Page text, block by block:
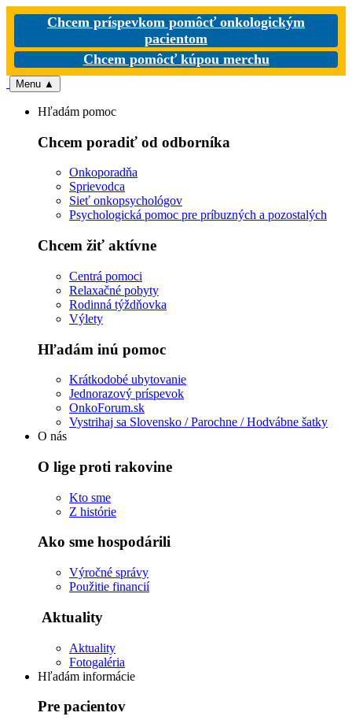
Chcem príspevkom pomôcť onkologickým
pacientom
Chcem pomôcť kúpou merchu
Menu ▲
Hľadám pomoc
Chcem poradiť od odborníka
Onkoporadňa
Sprievodca
Sieť onkopsychológov
Psychologická pomoc pre príbuzných a pozostalých
Chcem žiť aktívne
Centrá pomoci
Relaxačné pobyty
Rodinná týždňovka
Výlety
Hľadám inú pomoc
Krátkodobé ubytovanie
Jednorazový príspevok
OnkoForum.sk
Vystrihaj sa Slovensko / Parochne / Hodvábne šatky
O nás
O lige proti rakovine
Kto sme
Z histórie
Ako sme hospodárili
Výročné správy
Použitie financií
Aktuality
Aktuality
Fotogaléria
Hľadám informácie
Pre pacientov